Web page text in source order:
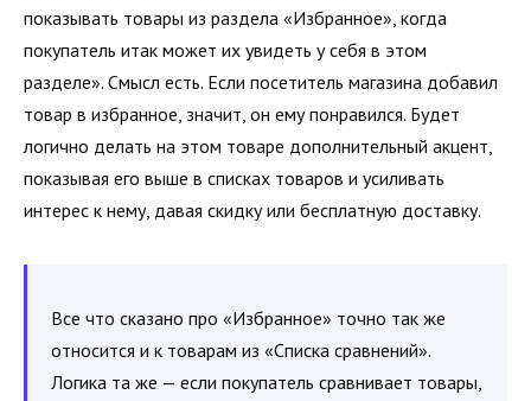
показывать товары из раздела «Избранное», когда
покупатель итак может их увидеть у себя в этом
разделе». Смысл есть. Если посетитель магазина добавил
товар в избранное, значит, он ему понравился. Будет
логично делать на этом товаре дополнительный акцент,
показывая его выше в списках товаров и усиливать
интерес к нему, давая скидку или бесплатную доставку.
Все что сказано про «Избранное» точно так же
относится и к товарам из «Списка сравнений».
Логика та же — если покупатель сравнивает товары,